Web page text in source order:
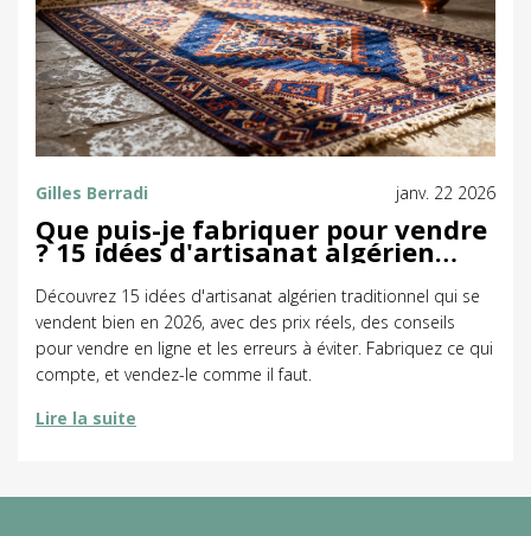
Gilles Berradi janv. 22 2026
Que puis-je fabriquer pour vendre
? 15 idées d'artisanat algérien
traditionnel rentables en 2026
Découvrez 15 idées d'artisanat algérien traditionnel qui se
vendent bien en 2026, avec des prix réels, des conseils
pour vendre en ligne et les erreurs à éviter. Fabriquez ce qui
compte, et vendez-le comme il faut.
Lire la suite